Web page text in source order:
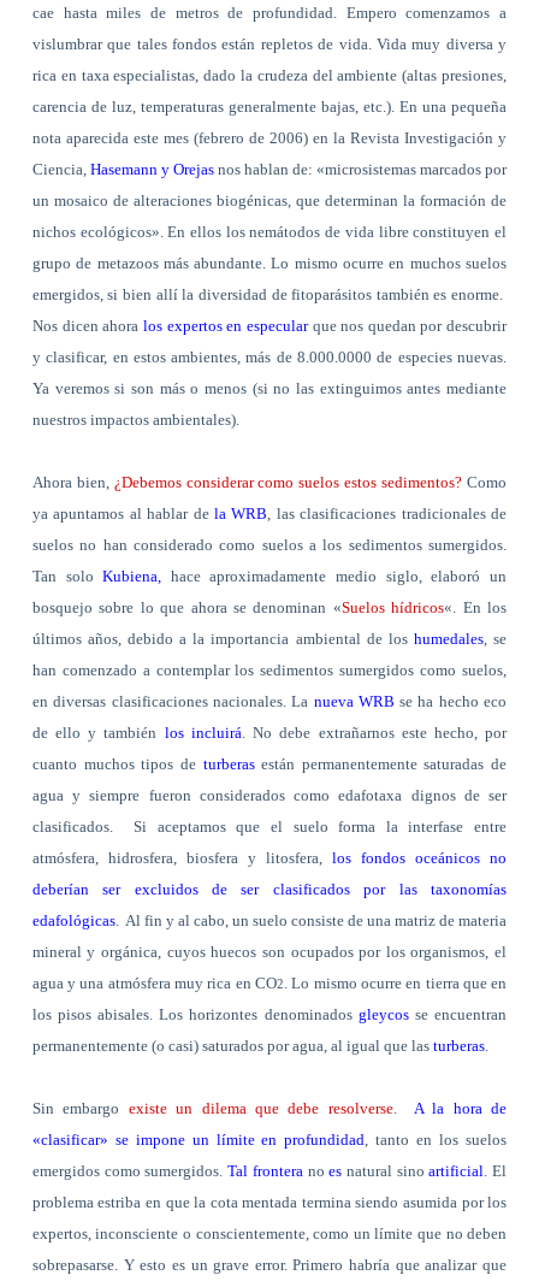
cae hasta miles de metros de profundidad. Empero comenzamos a
vislumbrar que tales fondos están repletos de vida. Vida muy diversa y
rica en taxa especialistas, dado la crudeza del ambiente (altas presiones,
carencia de luz, temperaturas generalmente bajas, etc.). En una pequeña
nota aparecida este mes (febrero de 2006) en la Revista Investigación y
Ciencia, Hasemann y Orejas nos hablan de: «microsistemas marcados por
un mosaico de alteraciones biogénicas, que determinan la formación de
nichos ecológicos». En ellos los nemátodos de vida libre constituyen el
grupo de metazoos más abundante. Lo mismo ocurre en muchos suelos
emergidos, si bien allí la diversidad de fitoparásitos también es enorme.
Nos dicen ahora los expertos en especularque nos quedan por descubrir
y clasificar, en estos ambientes, más de 8.000.0000 de especies nuevas.
Ya veremos si son más o menos (si no las extinguimos antes mediante
nuestros impactos ambientales).
Ahora bien, ¿Debemos considerar como suelos estos sedimentos? Como
ya apuntamos al hablar de la WRB , las clasificaciones tradicionales de
suelos no han considerado como suelos a los sedimentos sumergidos.
Tan soloKubiena,
hace aproximadamente medio siglo, elaboró un
bosquejo sobre lo que ahora se denominan «Suelos hídricos«. En los
últimos años, debido a la importancia ambiental de los humedales , se
han comenzado a contemplar los sedimentos sumergidos como suelos,
en diversas clasificaciones nacionales. La nueva WRB se ha hecho eco
de ello y también los incluirá . No debe extrañarnos este hecho, por
cuanto muchos tipos de turberasestán permanentemente saturadas de
agua y siempre fueron considerados como edafotaxa dignos de ser
clasificados.
Si aceptamos que el suelo forma la interfase entre
atmósfera, hidrosfera, biosfera y litosfera,los fondos oceánicos no
deberían ser excluidos de ser clasificados por las taxonomías
edafológicas. Al fin y al cabo, un suelo consiste de una matriz de materia
mineral y orgánica, cuyos huecos son ocupados por los organismos, el
agua y una atmósfera muy rica en CO2
. Lo mismo ocurre en tierra que en
los pisos abisales. Los horizontes denominadosgleycos se encuentran
permanentemente (o casi) saturados por agua, al igual que las turberas.
Sin embargo existe un dilema que debe resolverse.
A la hora de
«clasificar» se impone un límite en profundidad , tanto en los suelos
emergidos como sumergidos.Tal frontera noes natural sinoartificial . El
problema estriba en que la cota mentada termina siendo asumida por los
expertos, inconsciente o conscientemente, como un límite que no deben
sobrepasarse. Y esto es un grave error. Primero habría que analizar que